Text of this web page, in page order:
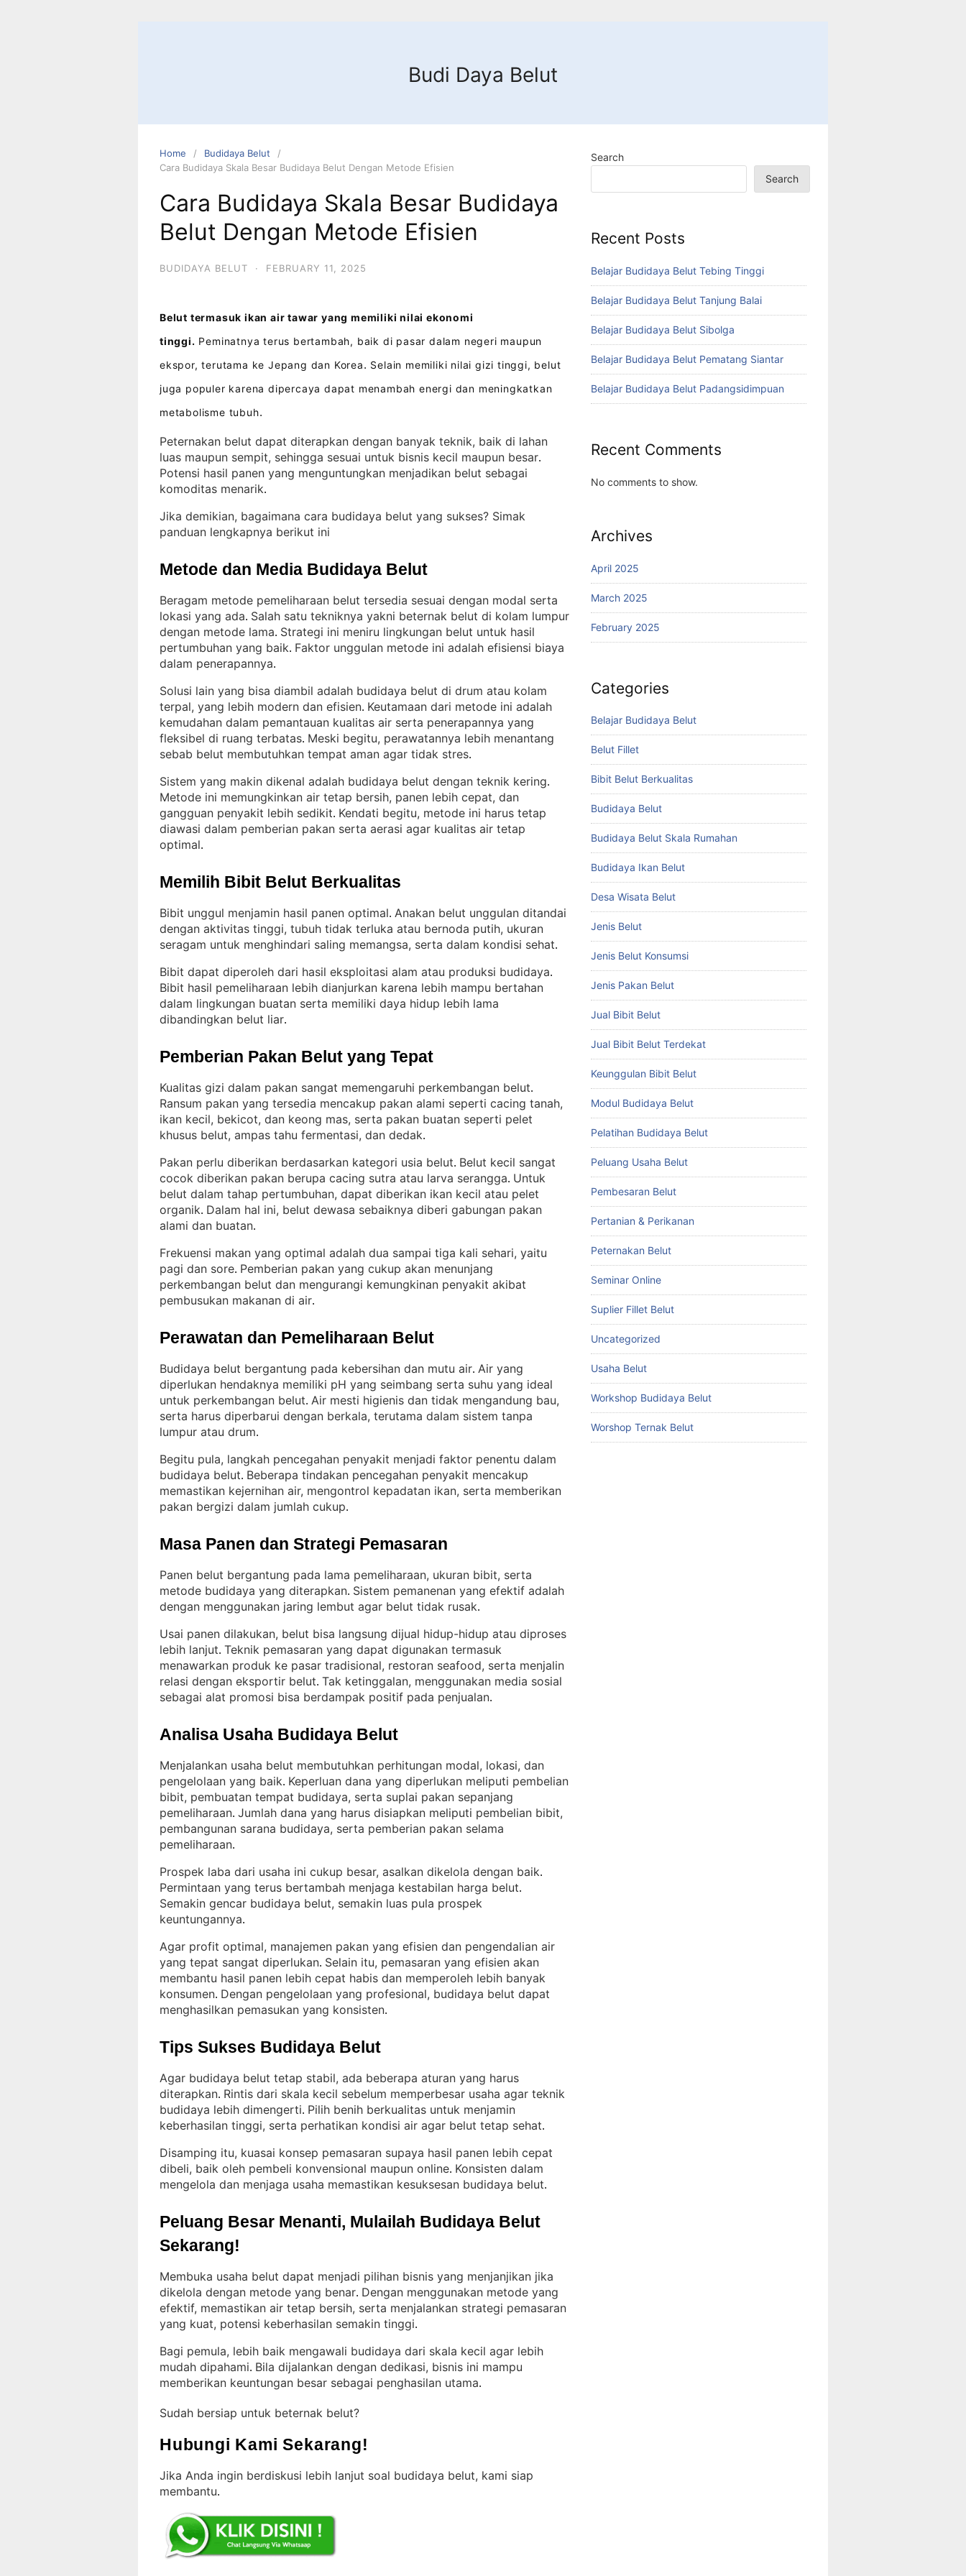
Budi Daya Belut
Home
Budidaya Belut
Cara Budidaya Skala Besar Budidaya Belut Dengan Metode Efisien
Cara Budidaya Skala Besar Budidaya
Belut Dengan Metode Efisien
BUDIDAYA BELUT · FEBRUARY 11, 2025
Belut termasuk ikan air tawar yang memiliki nilai ekonomi
tinggi. Peminatnya terus bertambah, baik di pasar dalam negeri maupun
ekspor, terutama ke Jepang dan Korea. Selain memiliki nilai gizi tinggi, belut
juga populer karena dipercaya dapat menambah energi dan meningkatkan
metabolisme tubuh.
Peternakan belut dapat diterapkan dengan banyak teknik, baik di lahan
luas maupun sempit, sehingga sesuai untuk bisnis kecil maupun besar
Potensi hasil panen yang menguntungkan menjadikan belut sebagai
komoditas menarik.
Jika demikian, bagaimana cara budidaya belut yang sukses? Simak
panduan lengkapnya berikut ini
Metode dan Media Budidaya Belut
Beragam metode pemeliharaan belut tersedia sesuai dengan modal serta
lokasi yang ada. Salah satu tekniknya yakni beternak belut di kolam lumpur
dengan metode lama. Strategi ini meniru lingkungan belut untuk hasil
pertumbuhan yang baik. Faktor unggulan metode ini adalah efisiensi biaya
dalam penerapannya.
Solusi lain yang bisa diambil adalah budidaya belut di drum atau kolam
terpal, yang lebih modern dan efisien. Keutamaan dari metode ini adalah
kemudahan dalam pemantauan kualitas air serta penerapannya yang
fleksibel di ruang terbatas. Meski begitu, perawatannya lebih menantang
sebab belut membutuhkan tempat aman agar tidak stres.
Sistem yang makin dikenal adalah budidaya belut dengan teknik kering
Metode ini memungkinkan air tetap bersih, panen lebih cepat, dan
gangguan penyakit lebih sedikit. Kendati begitu, metode ini harus tetap
diawasi dalam pemberian pakan serta aerasi agar kualitas air tetap
optimal.
Memilih Bibit Belut Berkualitas
Bibit unggul menjamin hasil panen optimal. Anakan belut unggulan ditandai
dengan aktivitas tinggi, tubuh tidak terluka atau bernoda putih, ukuran
seragam untuk menghindari saling memangsa, serta dalam kondisi sehat.
Bibit dapat diperoleh dari hasil eksploitasi alam atau produksi budidaya
Bibit hasil pemeliharaan lebih dianjurkan karena lebih mampu bertahan
dalam lingkungan buatan serta memiliki daya hidup lebih lama
dibandingkan belut liar.
Pemberian Pakan Belut yang Tepat
Kualitas gizi dalam pakan sangat memengaruhi perkembangan belut
Ransum pakan yang tersedia mencakup pakan alami seperti cacing tanah,
ikan kecil, bekicot, dan keong mas, serta pakan buatan seperti pelet
khusus belut, ampas tahu fermentasi, dan dedak.
Pakan perlu diberikan berdasarkan kategori usia belut. Belut kecil sangat
cocok diberikan pakan berupa cacing sutra atau larva serangga. Untuk
belut dalam tahap pertumbuhan, dapat diberikan ikan kecil atau pelet
organik. Dalam hal ini, belut dewasa sebaiknya diberi gabungan pakan
alami dan buatan.
Frekuensi makan yang optimal adalah dua sampai tiga kali sehari, yaitu
pagi dan sore. Pemberian pakan yang cukup akan menunjang
perkembangan belut dan mengurangi kemungkinan penyakit akibat
pembusukan makanan di air.
Perawatan dan Pemeliharaan Belut
Budidaya belut bergantung pada kebersihan dan mutu air. Air yang
diperlukan hendaknya memiliki pH yang seimbang serta suhu yang ideal
untuk perkembangan belut. Air mesti higienis dan tidak mengandung bau,
serta harus diperbarui dengan berkala, terutama dalam sistem tanpa
lumpur atau drum.
Begitu pula, langkah pencegahan penyakit menjadi faktor penentu dalam
budidaya belut. Beberapa tindakan pencegahan penyakit mencakup
memastikan kejernihan air, mengontrol kepadatan ikan, serta memberikan
pakan bergizi dalam jumlah cukup.
Masa Panen dan Strategi Pemasaran
Panen belut bergantung pada lama pemeliharaan, ukuran bibit, serta
metode budidaya yang diterapkan. Sistem pemanenan yang efektif adalah
dengan menggunakan jaring lembut agar belut tidak rusak.
Usai panen dilakukan, belut bisa langsung dijual hidup-hidup atau diproses
lebih lanjut. Teknik pemasaran yang dapat digunakan termasuk
menawarkan produk ke pasar tradisional, restoran seafood, serta menjalin
relasi dengan eksportir belut. Tak ketinggalan, menggunakan media sosial
sebagai alat promosi bisa berdampak positif pada penjualan.
Analisa Usaha Budidaya Belut
Menjalankan usaha belut membutuhkan perhitungan modal, lokasi, dan
pengelolaan yang baik. Keperluan dana yang diperlukan meliputi pembelian
bibit, pembuatan tempat budidaya, serta suplai pakan sepanjang
pemeliharaan. Jumlah dana yang harus disiapkan meliputi pembelian bibit,
pembangunan sarana budidaya, serta pemberian pakan selama
pemeliharaan.
Prospek laba dari usaha ini cukup besar, asalkan dikelola dengan baik
Permintaan yang terus bertambah menjaga kestabilan harga belut
Semakin gencar budidaya belut, semakin luas pula prospek
keuntungannya.
Agar profit optimal, manajemen pakan yang efisien dan pengendalian air
yang tepat sangat diperlukan. Selain itu, pemasaran yang efisien akan
membantu hasil panen lebih cepat habis dan memperoleh lebih banyak
konsumen. Dengan pengelolaan yang profesional, budidaya belut dapat
menghasilkan pemasukan yang konsisten.
Tips Sukses Budidaya Belut
Agar budidaya belut tetap stabil, ada beberapa aturan yang harus
diterapkan. Rintis dari skala kecil sebelum memperbesar usaha agar teknik
budidaya lebih dimengerti. Pilih benih berkualitas untuk menjamin
keberhasilan tinggi, serta perhatikan kondisi air agar belut tetap sehat.
Disamping itu, kuasai konsep pemasaran supaya hasil panen lebih cepat
dibeli, baik oleh pembeli konvensional maupun online. Konsisten dalam
mengelola dan menjaga usaha memastikan kesuksesan budidaya belut.
Peluang Besar Menanti, Mulailah Budidaya Belut
Sekarang!
Membuka usaha belut dapat menjadi pilihan bisnis yang menjanjikan jika
dikelola dengan metode yang benar. Dengan menggunakan metode yang
efektif, memastikan air tetap bersih, serta menjalankan strategi pemasaran
yang kuat, potensi keberhasilan semakin tinggi.
Bagi pemula, lebih baik mengawali budidaya dari skala kecil agar lebih
mudah dipahami. Bila dijalankan dengan dedikasi, bisnis ini mampu
memberikan keuntungan besar sebagai penghasilan utama.
Sudah bersiap untuk beternak belut?
Hubungi Kami Sekarang!
Jika Anda ingin berdiskusi lebih lanjut soal budidaya belut, kami siap
membantu.
Search
Search
Recent Posts
Belajar Budidaya Belut Tebing Tinggi
Belajar Budidaya Belut Tanjung Balai
Belajar Budidaya Belut Sibolga
Belajar Budidaya Belut Pematang Siantar
Belajar Budidaya Belut Padangsidimpuan
Recent Comments
No comments to show.
Archives
April 2025
March 2025
February 2025
Categories
Belajar Budidaya Belut
Belut Fillet
Bibit Belut Berkualitas
Budidaya Belut
Budidaya Belut Skala Rumahan
Budidaya Ikan Belut
Desa Wisata Belut
Jenis Belut
Jenis Belut Konsumsi
Jenis Pakan Belut
Jual Bibit Belut
Jual Bibit Belut Terdekat
Keunggulan Bibit Belut
Modul Budidaya Belut
Pelatihan Budidaya Belut
Peluang Usaha Belut
Pembesaran Belut
Pertanian & Perikanan
Peternakan Belut
Seminar Online
Suplier Fillet Belut
Uncategorized
Usaha Belut
Workshop Budidaya Belut
Worshop Ternak Belut